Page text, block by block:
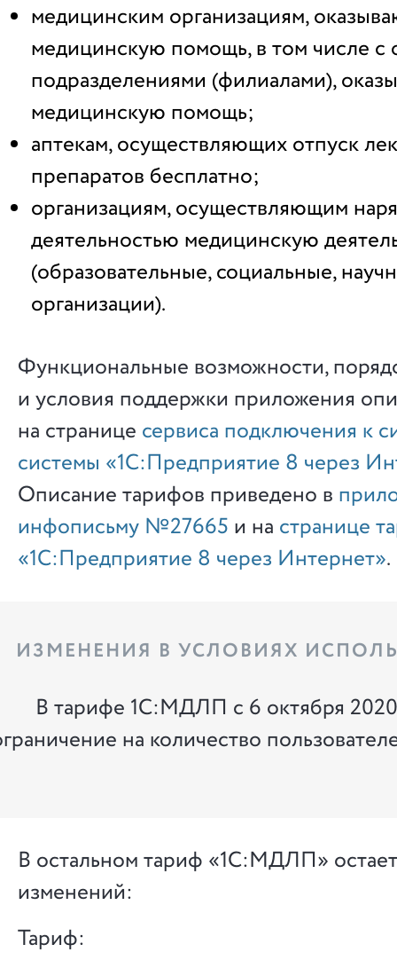
медицинским организациям,
медицинскую помощь, в том числе
подразделениями (филиалами),
медицинскую помощь;
аптекам, осуществляющих отпуск
препаратов бесплатно;
организациям, осуществляющим
деятельностью медицинскую
(образовательные, социальные,
организации).
Функциональные возможности,
и условия поддержки приложения
на странице сервиса подключения к
системы «1С:Предприятие 8 через
Описание тарифов приведено в
инфописьму №27665 и на странице
«1С:Предприятие 8 через Интернет».
ИЗМЕНЕНИЯ В УСЛОВИЯХ
В тарифе 1С:МДЛП с 6 октября 2020
на количество
В остальном тариф «1С:МДЛП»
изменений:
Тариф: